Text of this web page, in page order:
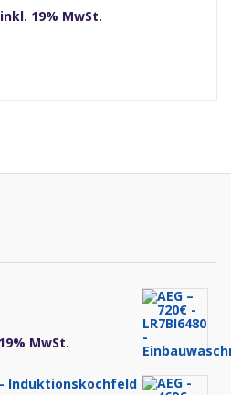
inkl. 19% MwSt.
MwSt.
- Induktionskochfeld